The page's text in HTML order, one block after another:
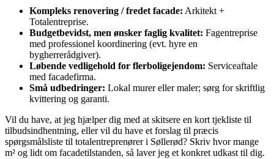
Kompleks renovering / fredet facade: Arkitekt +
Totalentreprise.
Budgetbevidst, men ønsker faglig kvalitet: Fagentreprise
med professionel koordinering (evt. hyre en
bygherrerådgiver).
Løbende vedligehold for flerboligejendom: Serviceaftale
med facadefirma.
Små udbedringer: Lokal murer eller maler; sørg for skriftlig
kvittering og garanti.
Vil du have, at jeg hjælper dig med at skitsere en kort tjekliste til
tilbudsindhentning, eller vil du have et forslag til præcis
spørgsmålsliste til totalentreprenører i Søllerød? Skriv hvor mange
m² og lidt om facade­tilstanden, så laver jeg et konkret udkast til dig.